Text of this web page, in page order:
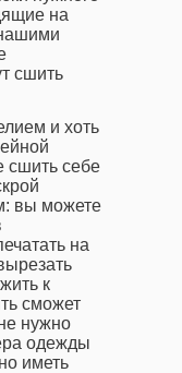
на
сшить
и хоть
сшить себе
вы можете
на
к
сможет
нужно
одежды
иметь